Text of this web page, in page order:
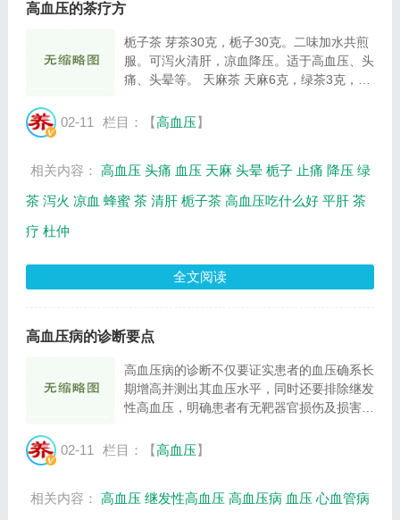
高血压的茶疗方
栀子茶 芽茶30克，栀子30克。二味加水共煎
服。可泻火清肝，凉血降压。适于高血压、头
痛、头晕等。 天麻茶 天麻6克，绿茶3克，蜂
茶，稍沸片刻，即可取汁，调入蜂蜜温服。可
02-11 栏目：【高血压】
相关内容： 高血压 头痛 血压 天麻 头晕 栀子 止痛 降压 绿
茶 泻火 凉血 蜂蜜 茶 清肝 栀子茶 高血压吃什么好 平肝 茶
疗 杜仲
全文阅读
高血压病的诊断要点
高血压病的诊断不仅要证实患者的血压确系长
期增高并测出其血压水平，同时还要排除继发
性高血压，明确患者有无靶器官损伤及损害程
疗的其他心血管病危险因素。高血压病的诊断
02-11 栏目：【高血压】
相关内容： 高血压 继发性高血压 高血压病 血压 心血管病